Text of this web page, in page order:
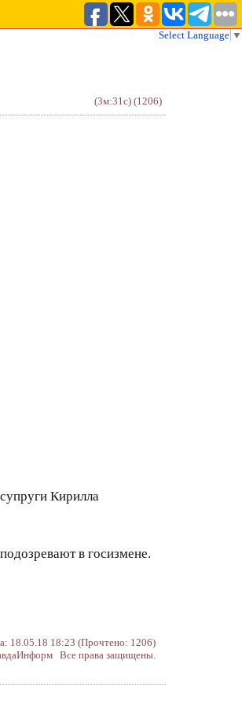
Select Language ▼
(3м:31с) (1206)
Кирилла
в госизмене.
18.05.18 18:23 (Прочтено: 1206)
Все права защищены.